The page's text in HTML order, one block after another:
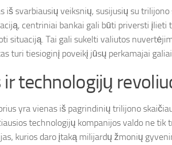
iš svarbiausių veiksnių, susijusių su trilijono
centriniai bankai gali būti priversti įlieti
situaciją. Tai gali sukelti valiutos
turi tiesioginį poveikį jūsų perkamajai
technologijų
yra vienas iš pagrindinių trilijono
technologijų kompanijos valdo ne tik
kurios daro įtaką milijardų žmonių